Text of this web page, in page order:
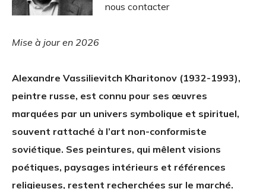
nous contacter
Mise à jour en 2026
Alexandre Vassilievitch Kharitonov (1932-1993),
peintre russe, est connu pour ses œuvres
marquées par un univers symbolique et spirituel,
souvent rattaché à l’art non-conformiste
soviétique. Ses peintures, qui mêlent visions
poétiques, paysages intérieurs et références
religieuses, restent recherchées sur le marché.